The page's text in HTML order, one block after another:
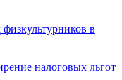
в
налоговых льгот